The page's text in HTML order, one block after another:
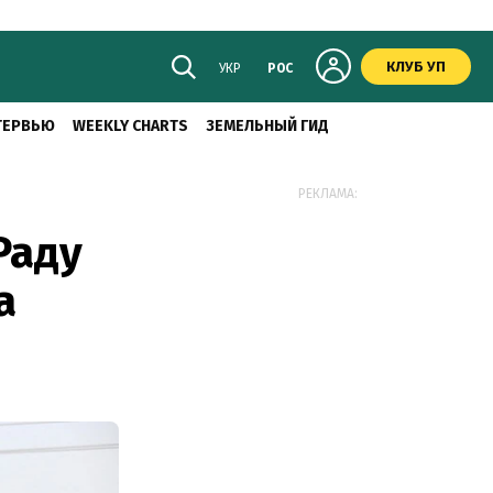
УКР РОС КЛУБ УП
WEEKLY CHARTS ЗЕМЕЛЬНЫЙ ГИД
РЕКЛАМА: